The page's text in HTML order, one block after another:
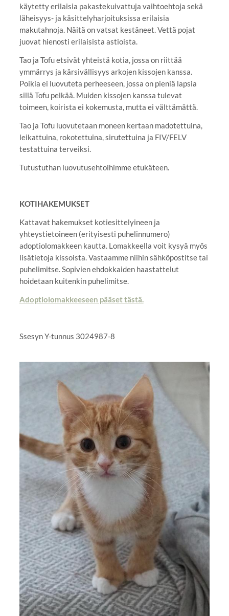
käytetty erilaisia pakastekuivattuja vaihtoehtoja sekä
läheisyys- ja käsittelyharjoituksissa erilaisia
makutahnoja. Näitä on vatsat kestäneet. Vettä pojat
juovat hienosti erilaisista astioista.
Tao ja Tofu etsivät yhteistä kotia, jossa on riittää
ymmärrys ja kärsivällisyys arkojen kissojen kanssa.
Poikia ei luovuteta perheeseen, jossa on pieniä lapsia
sillä Tofu pelkää. Muiden kissojen kanssa tulevat
toimeen, koirista ei kokemusta, mutta ei välttämättä.
Tao ja Tofu luovutetaan moneen kertaan madotettuina,
leikattuina, rokotettuina, sirutettuina ja FIV/FELV
testattuina terveiksi.
Tutustuthan luovutusehtoihimme etukäteen.
KOTIHAKEMUKSET
Kattavat hakemukset kotiesittelyineen ja
yhteystietoineen (erityisesti puhelinnumero)
adoptiolomakkeen kautta. Lomakkeella voit kysyä myös
lisätietoja kissoista. Vastaamme niihin sähköpostitse tai
puhelimitse. Sopivien ehdokkaiden haastattelut
hoidetaan kuitenkin puhelimitse.
Adoptiolomakkeeseen pääset tästä.
Ssesyn Y-tunnus 3024987-8